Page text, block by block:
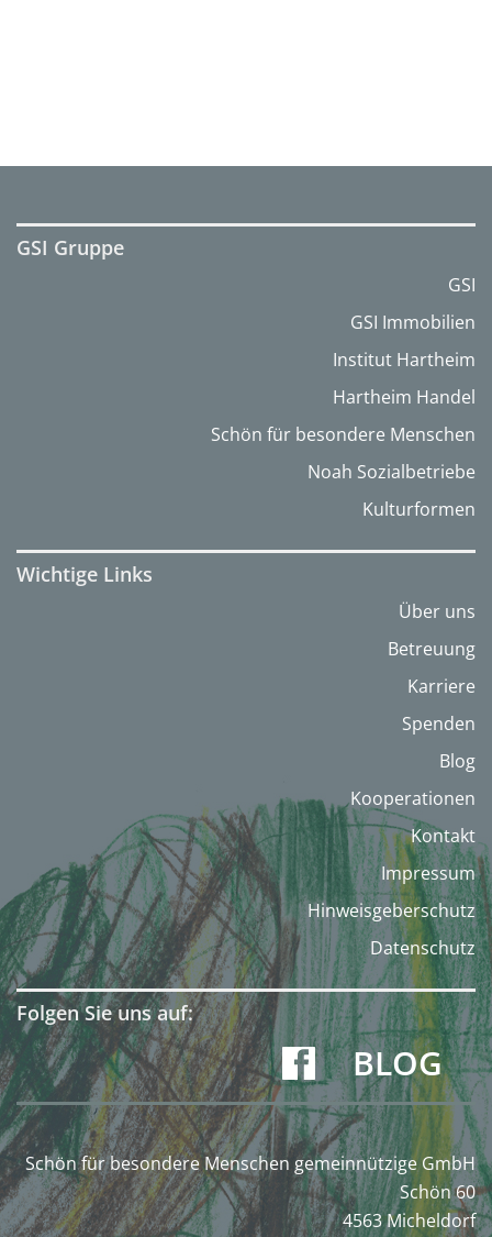
GSI Gruppe
GSI
GSI Immobilien
Institut Hartheim
Hartheim Handel
Schön für besondere Menschen
Noah Sozialbetriebe
Kulturformen
Wichtige Links
Über uns
Betreuung
Karriere
Spenden
Blog
Kooperationen
Kontakt
Impressum
Hinweisgeberschutz
Datenschutz
Folgen Sie uns auf:
BLOG
Schön für besondere Menschen gemeinnützige GmbH
Schön 60
4563 Micheldorf